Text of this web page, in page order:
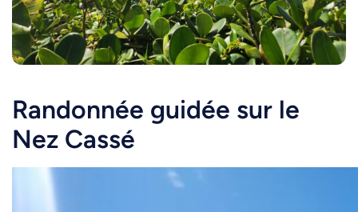
Randonnée guidée sur le
Nez Cassé